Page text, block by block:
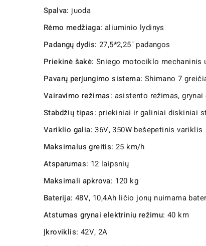
Spalva: juoda
Rėmo medžiaga: aliuminio lydinys
Padangų dydis: 27,5*2,25" padangos
Priekinė šakė: Sniego motociklo mechaninis
Pavarų perjungimo sistema: Shimano 7
Vairavimo režimas: asistento režimas,
Stabdžių tipas: priekiniai ir galiniai diskiniai
Variklio galia: 36V, 350W bešepetinis variklis
Maksimalus greitis: 25 km/h
Atsparumas: 12 laipsnių
Maksimali apkrova: 120 kg
Baterija: 48V, 10,4Ah ličio jonų nuimama
Atstumas grynai elektriniu režimu: 40 km
Įkroviklis: 42V, 2A